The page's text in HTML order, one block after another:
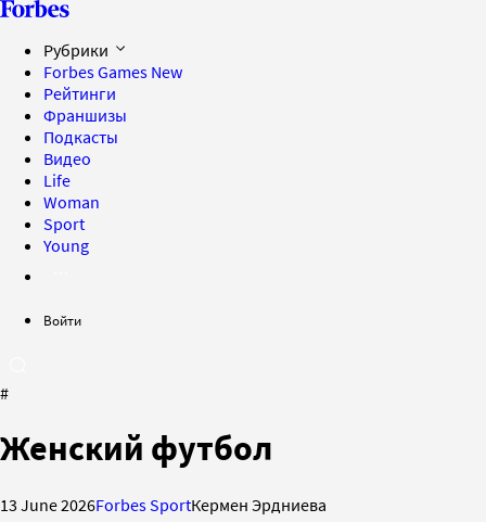
Рубрики
Forbes Games New
Рейтинги
Франшизы
Подкасты
Видео
Life
Woman
Sport
Young
Войти
#
Женский футбол
13 June 2026Forbes SportКермен Эрдниева